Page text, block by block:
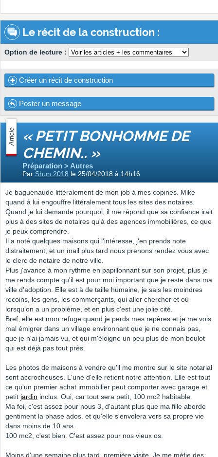
Le récit de la construction :
Option de lecture :
Créer un récit de construction
Poster un message
Article « PETIT BONHOMME DE
CHEMIN.. »
Préparation > Autres
Par Shun 2018 le 25/04/2018 à 14h16
Je baguenaude littéralement de mon job à mes copines. Mike
quand à lui engouffre littéralement tous les sites des notaires.
Quand je lui demande pourquoi, il me répond que sa confiance irait
plus à des sites de notaires qu'à des agences immobilières, ce que
je peux comprendre.
Il a noté quelques maisons qui l'intéresse, j'en prends note
distraitement, et un mail plus tard nous prenons rendez vous avec
le clerc de notaire de notre ville.
Plus j'avance à mon rythme en papillonnant sur son projet, plus je
me rends compte qu'il est pour moi important que je reste dans ma
ville d'adoption. Elle est à de taille humaine, je sais les moindres
recoins, les gens, les commerçants, qui aller chercher et où
lorsqu'on a un problème, et en plus c'est une jolie cité.
Bref, elle est mon refuge quand je perds mes repères et je me vois
mal émigrer dans un village environnant que je ne connais pas,
que je n'ai jamais vu, et qui m'éloigne un peu plus de mon boulot
qui est déjà pas tout près.
Les photos de maisons à vendre qu'il me montre sur le site notarial
sont accrocheuses. L'une d'elle retient notre attention. Elle est tout
ce qu'un premier achat immobilier peut comporter avec garage et
petit jardin inclus. Oui, car tout sera petit, 100 mc2 habitable.
Ma foi, c'est assez pour nous 3, d'autant plus que ma fille aborde
gentiment la phase ados. et qu'elle s'envolera vers sa propre vie
dans moins de 10 ans.
100 mc2, c'est bien. C'est assez pour nos vieux os.
Moins d'une semaine plus tard, première visite. Je me méfie des